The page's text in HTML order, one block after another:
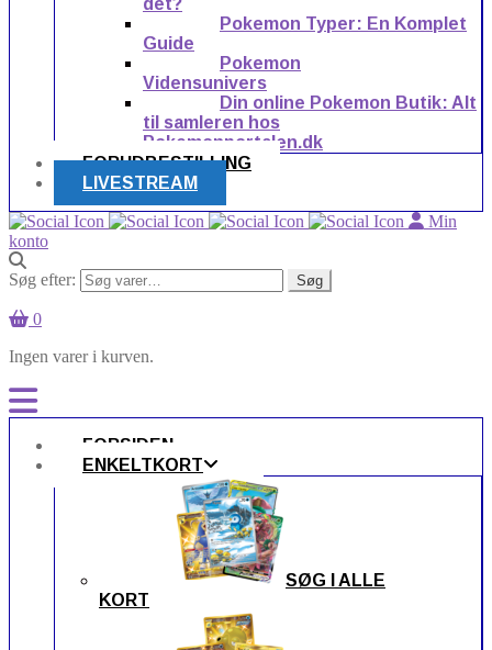
det?
Pokemon Typer: En Komplet
Guide
Pokemon
Vidensunivers
Din online Pokemon Butik: Alt
til samleren hos
Pokemonportalen.dk
FORUDBESTILLING
LIVESTREAM
Min
konto
Søg efter: Søg
0
Ingen varer i kurven.
FORSIDEN
ENKELTKORT
SØG I ALLE
KORT